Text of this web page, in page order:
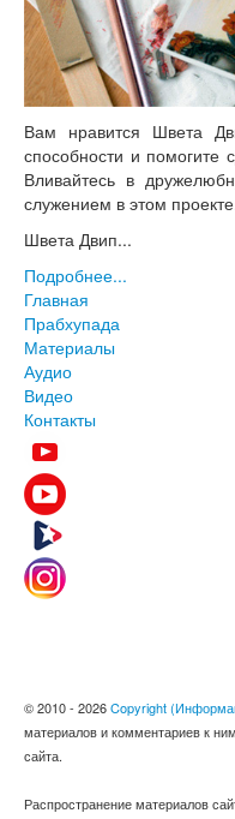
Вам нравится Швета
способности и помогите
Вливайтесь в
служением в этом
Швета Двип...
Подробнее...
Главная
Прабхупада
Материалы
Аудио
Видео
Контакты
© 2010 - 2026Copyright
материалов и комментариев к
сайта.
Распространение материалов